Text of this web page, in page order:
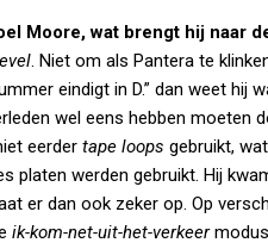
Moore, wat brengt hij naar
. Niet om als Pantera te
eindigt in D.” dan weet
wel eens hebben moeten
eerder tape loops gebruikt,
platen werden gebruikt. Hij
er dan ook zeker op. Op
ik-kom-net-uit-het-verkeer